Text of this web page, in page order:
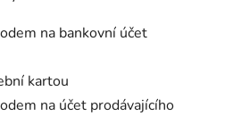
na bankovní účet
kartou
na účet prodávajícího